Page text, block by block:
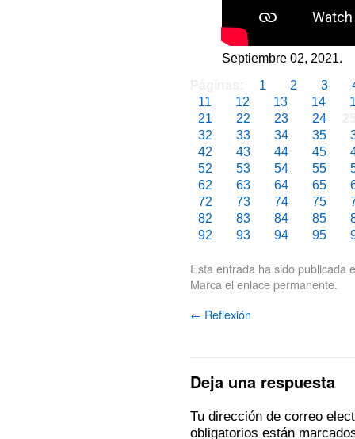
Septiembre 02, 2021.
1 2 3
11
12 13 14
21
22 23 24
32
33 34 35
42
43 44 45
52
53 54 55
62
63 64 65
72
73 74 75
82
83 84 85
92
93 94 95
Esta entrada ha sido publicada
Marca el enlace permanente.
← Reflexión
Deja una respuesta
Tu dirección de correo
obligatorios están